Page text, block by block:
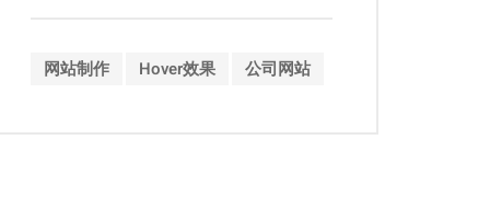
网站制作 Hover效果 公司网站